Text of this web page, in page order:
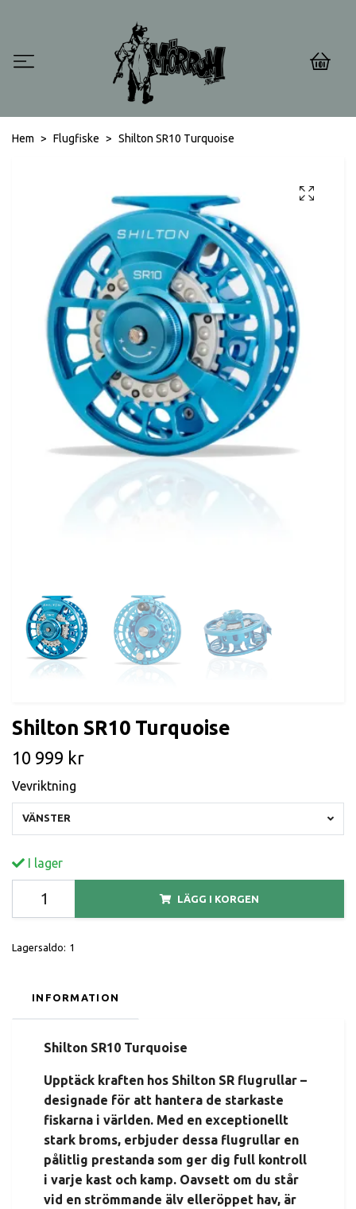
0
Hem Flugfiske Shilton SR10 Turquoise
Shilton SR10 Turquoise
10 999 kr
Vevriktning
VÄNSTER
I lager
LÄGG I KORGEN
Lagersaldo: 1
INFORMATION
Shilton SR10 Turquoise
Upptäck kraften hos Shilton SR flugrullar –
designade för att hantera de starkaste
fiskarna i världen. Med en exceptionellt
stark broms, erbjuder dessa flugrullar en
pålitlig prestanda som ger dig full kontroll
i varje kast och kamp. Oavsett om du står
vid en strömmande älv elleröppet hav, är